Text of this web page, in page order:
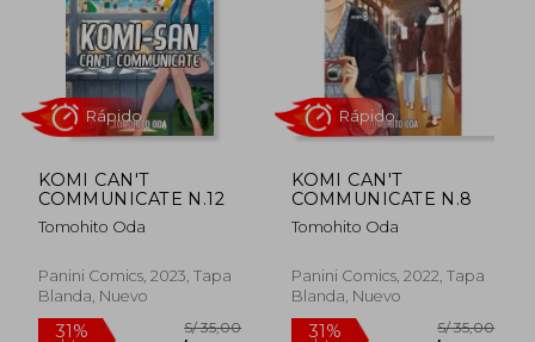
KOMI CAN'T
COMMUNICATE N.12
Tomohito Oda
Panini Comics, 2023, Tapa
Blanda, Nuevo
KOMI CAN'T
COMMUNICATE N.8
Tomohito Oda
Panini Comics, 2022, Tapa
Blanda, Nuevo